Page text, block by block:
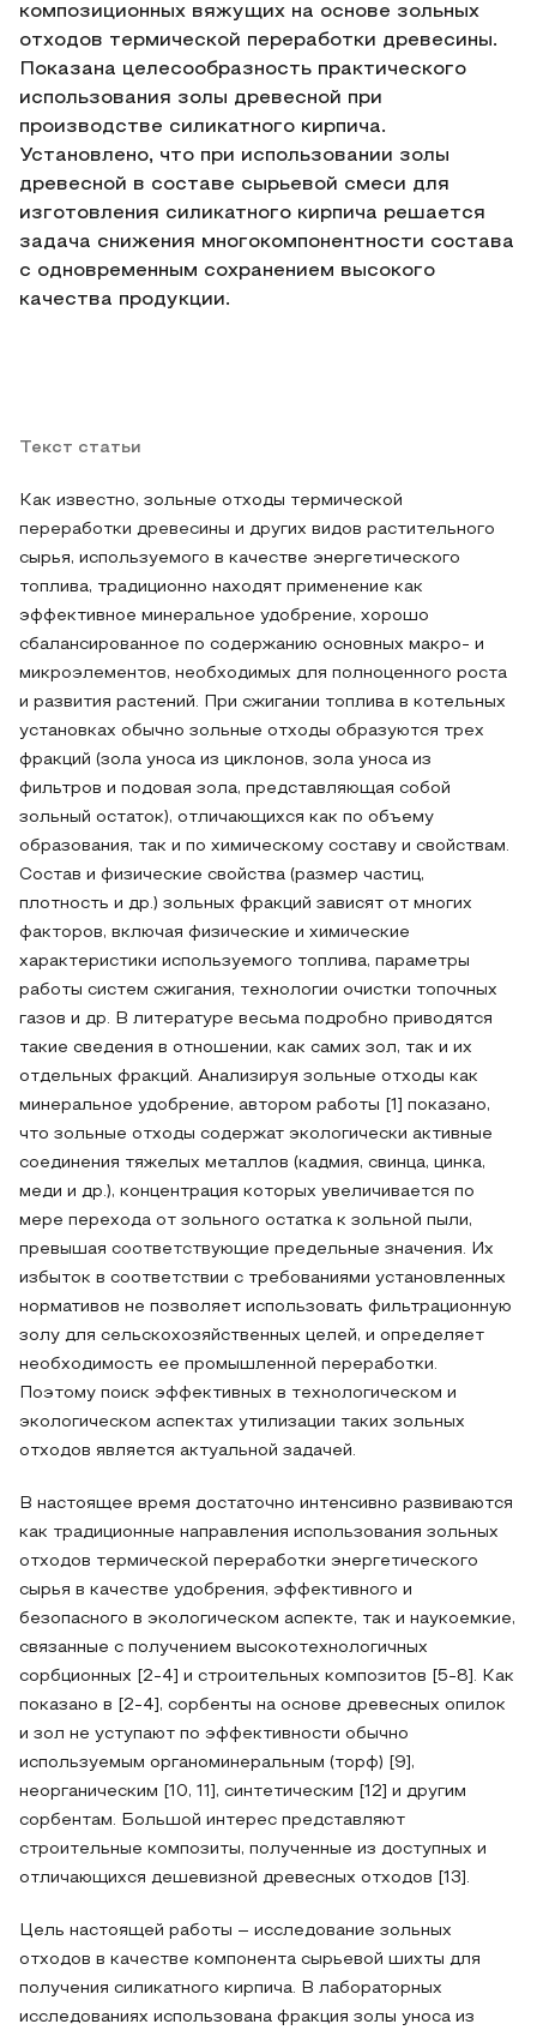
композиционных вяжущих на основе зольных
отходов термической переработки древесины.
Показана целесообразность практического
использования золы древесной при
производстве силикатного кирпича.
Установлено, что при использовании золы
древесной в составе сырьевой смеси для
изготовления силикатного кирпича решается
задача снижения многокомпонентности состава
с одновременным сохранением высокого
качества продукции.
Текст статьи
Как известно, зольные отходы термической
переработки древесины и других видов растительного
сырья, используемого в качестве энергетического
топлива, традиционно находят применение как
эффективное минеральное удобрение, хорошо
сбалансированное по содержанию основных макро- и
микроэлементов, необходимых для полноценного роста
и развития растений. При сжигании топлива в котельных
установках обычно зольные отходы образуются трех
фракций (зола уноса из циклонов, зола уноса из
фильтров и подовая зола, представляющая собой
зольный остаток), отличающихся как по объему
образования, так и по химическому составу и свойствам.
Состав и физические свойства (размер частиц,
плотность и др.) зольных фракций зависят от многих
факторов, включая физические и химические
характеристики используемого топлива, параметры
работы систем сжигания, технологии очистки топочных
газов и др. В литературе весьма подробно приводятся
такие сведения в отношении, как самих зол, так и их
отдельных фракций. Анализируя зольные отходы как
минеральное удобрение, автором работы [1] показано,
что зольные отходы содержат экологически активные
соединения тяжелых металлов (кадмия, свинца, цинка,
меди и др.), концентрация которых увеличивается по
мере перехода от зольного остатка к зольной пыли,
превышая соответствующие предельные значения. Их
избыток в соответствии с требованиями установленных
нормативов не позволяет использовать фильтрационную
золу для сельскохозяйственных целей, и определяет
необходимость ее промышленной переработки.
Поэтому поиск эффективных в технологическом и
экологическом аспектах утилизации таких зольных
отходов является актуальной задачей.
В настоящее время достаточно интенсивно развиваются
как традиционные направления использования зольных
отходов термической переработки энергетического
сырья в качестве удобрения, эффективного и
безопасного в экологическом аспекте, так и наукоемкие,
связанные с получением высокотехнологичных
сорбционных [2-4] и строительных композитов [5-8]. Как
показано в [2-4], сорбенты на основе древесных опилок
и зол не уступают по эффективности обычно
используемым органоминеральным (торф) [9],
неорганическим [10, 11], синтетическим [12] и другим
сорбентам. Большой интерес представляют
строительные композиты, полученные из доступных и
отличающихся дешевизной древесных отходов [13].
Цель настоящей работы – исследование зольных
отходов в качестве компонента сырьевой шихты для
получения силикатного кирпича. В лабораторных
исследованиях использована фракция золы уноса из